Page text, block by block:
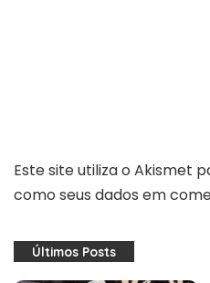
Este site utiliza o Akismet
como seus dados em
Últimos Posts